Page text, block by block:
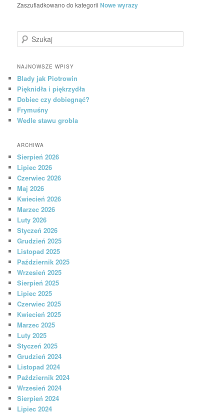
Zaszufladkowano do kategorii Nowe wyrazy
Szukaj
NAJNOWSZE WPISY
Blady jak Piotrowin
Pięknidła i piękrzydła
Dobiec czy dobiegnąć?
Frymuśny
Wedle stawu grobla
ARCHIWA
Sierpień 2026
Lipiec 2026
Czerwiec 2026
Maj 2026
Kwiecień 2026
Marzec 2026
Luty 2026
Styczeń 2026
Grudzień 2025
Listopad 2025
Październik 2025
Wrzesień 2025
Sierpień 2025
Lipiec 2025
Czerwiec 2025
Kwiecień 2025
Marzec 2025
Luty 2025
Styczeń 2025
Grudzień 2024
Listopad 2024
Październik 2024
Wrzesień 2024
Sierpień 2024
Lipiec 2024